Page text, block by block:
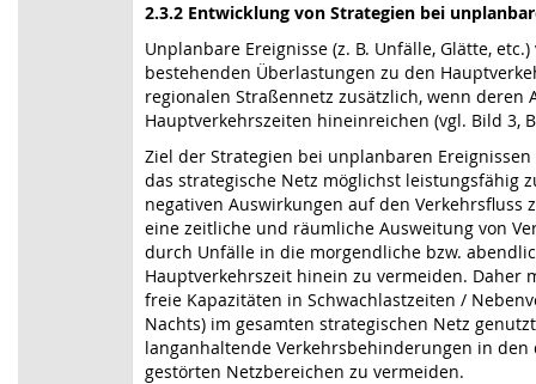
2.3.2 Entwicklung von Strategien bei
Unplanbare Ereignisse (z. B. Unfälle, Glätte,
bestehenden Überlastungen zu den
regionalen Straßennetz zusätzlich, wenn deren
Hauptverkehrszeiten hineinreichen (vgl. Bild 3,
Ziel der Strategien bei unplanbaren
das strategische Netz möglichst leistungsfähig
negativen Auswirkungen auf den Verkehrsfluss
eine zeitliche und räumliche Ausweitung von
durch Unfälle in die morgendliche bzw.
Hauptverkehrszeit hinein zu vermeiden. Daher
freie Kapazitäten in Schwachlastzeiten /
Nachts) im gesamten strategischen Netz
langanhaltende Verkehrsbehinderungen in den
gestörten Netzbereichen zu vermeiden.